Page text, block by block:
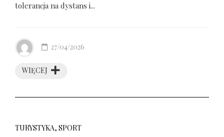
tolerancja na dystans i...
WIĘCEJ
27/04/2026
TURYSTYKA, SPORT